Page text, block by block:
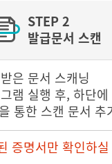
STEP 2
발급문서 스캔
은 문서 스캐닝
램 실행 후, 하단
통한 스캔 문서 추
증명서만 확인하